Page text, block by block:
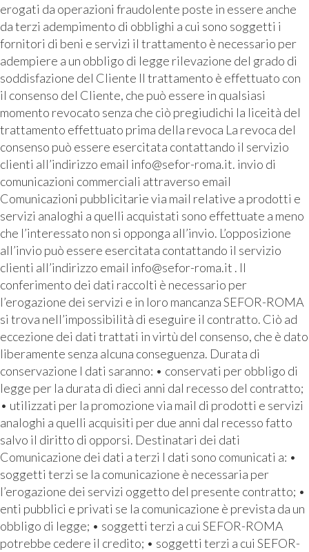
erogati da operazioni fraudolente poste in essere anche
da terzi adempimento di obblighi a cui sono soggetti i
fornitori di beni e servizi il trattamento è necessario per
adempiere a un obbligo di legge rilevazione del grado di
soddisfazione del Cliente Il trattamento è effettuato con
il consenso del Cliente, che può essere in qualsiasi
momento revocato senza che ciò pregiudichi la liceità del
trattamento effettuato prima della revoca La revoca del
consenso può essere esercitata contattando il servizio
clienti all’indirizzo email info@sefor-roma.it. invio di
comunicazioni commerciali attraverso email
Comunicazioni pubblicitarie via mail relative a prodotti e
servizi analoghi a quelli acquistati sono effettuate a meno
che l’interessato non si opponga all’invio. L’opposizione
all’invio può essere esercitata contattando il servizio
clienti all’indirizzo email info@sefor-roma.it . Il
conferimento dei dati raccolti è necessario per
l’erogazione dei servizi e in loro mancanza SEFOR-ROMA
si trova nell’impossibilità di eseguire il contratto. Ciò ad
eccezione dei dati trattati in virtù del consenso, che è dato
liberamente senza alcuna conseguenza. Durata di
conservazione I dati saranno: • conservati per obbligo di
legge per la durata di dieci anni dal recesso del contratto;
• utilizzati per la promozione via mail di prodotti e servizi
analoghi a quelli acquisiti per due anni dal recesso fatto
salvo il diritto di opporsi. Destinatari dei dati
Comunicazione dei dati a terzi I dati sono comunicati a: •
soggetti terzi se la comunicazione è necessaria per
l’erogazione dei servizi oggetto del presente contratto; •
enti pubblici e privati se la comunicazione è prevista da un
obbligo di legge; • soggetti terzi a cui SEFOR-ROMA
potrebbe cedere il credito; • soggetti terzi a cui SEFOR-